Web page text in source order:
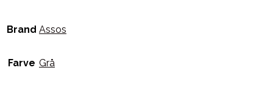
Brand Assos
Farve Grå